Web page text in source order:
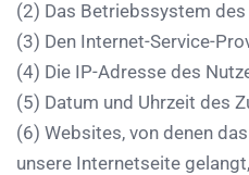
(2) Das Betriebssystem des
(3) Den Internet-Service-
(4) Die IP-Adresse des
(5) Datum und Uhrzeit des
(6) Websites, von denen
unsere Internetseite gelangt,